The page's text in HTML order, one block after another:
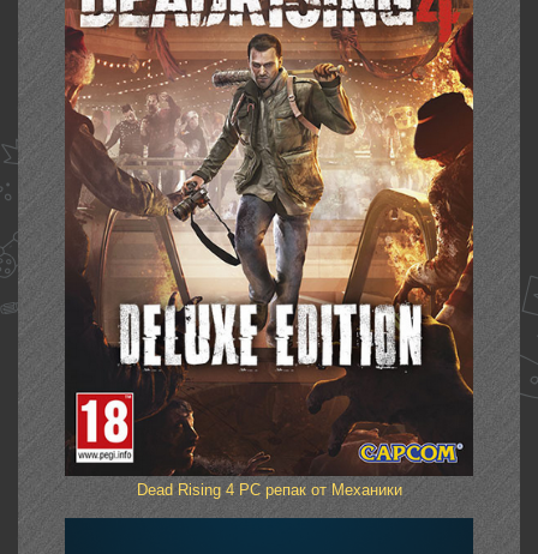
Dead Rising 4 PC репак от Механики